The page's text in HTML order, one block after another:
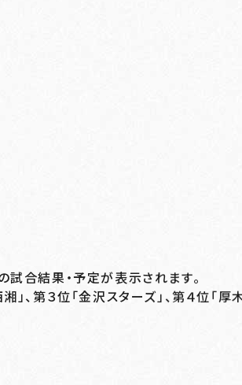
試合結果・予定が表示されます。
、第３位「金沢スターズ」、第４位「厚